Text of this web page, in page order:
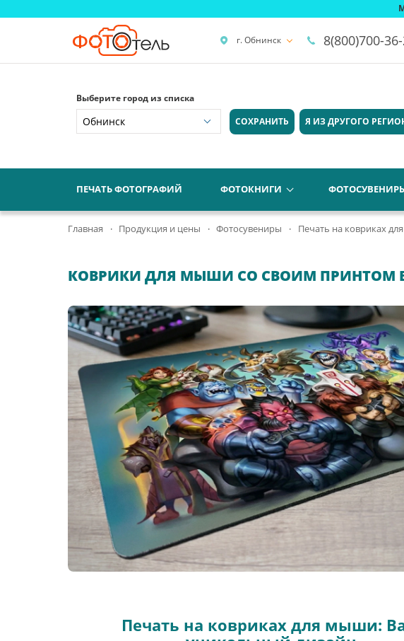
г. Обнинск 8(800)700-
Выберите город из списка
СОХРАНИТЬ
Я ИЗ ДРУГОГО
ПЕЧАТЬ ФОТОГРАФИЙ ФОТОКНИГИ
Главная Продукция и цены Фотосувениры Печать на ковриках
КОВРИКИ ДЛЯ МЫШИ СО СВОИМ ПРИНТОМ
Печать на ковриках для мыши: